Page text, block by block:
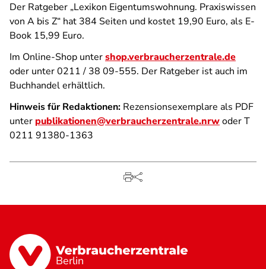
Der Ratgeber „Lexikon Eigentumswohnung. Praxiswissen
von A bis Z“ hat 384 Seiten und kostet 19,90 Euro, als E-
Book 15,99 Euro.
Im Online-Shop untershop.verbraucherzentrale.de
oder unter 0211 / 38 09-555. Der Ratgeber ist auch im
Buchhandel erhältlich.
Hinweis für Redaktionen: Rezensionsexemplare als PDF
unter publikationen@verbraucherzentrale.nrwoder T
0211 91380-1363
Berlin